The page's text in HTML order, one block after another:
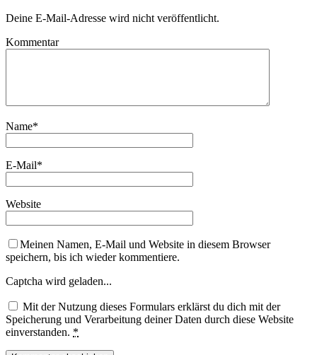
Deine E-Mail-Adresse wird nicht veröffentlicht.
Kommentar
Name*
E-Mail*
Website
Meinen Namen, E-Mail und Website in diesem Browser
speichern, bis ich wieder kommentiere.
Captcha wird geladen...
Mit der Nutzung dieses Formulars erklärst du dich mit der
Speicherung und Verarbeitung deiner Daten durch diese Website
einverstanden. *